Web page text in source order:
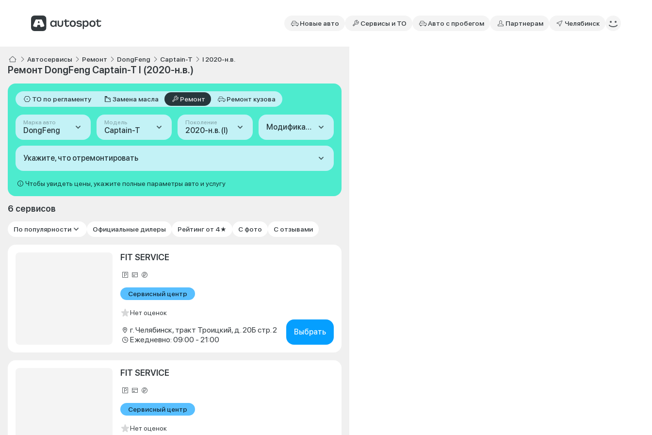
Новые авто Сервисы и ТО Авто с пробегом Партнерам Челябинск
Автосервисы Ремонт DongFeng Captain-T I 2020-н.в.
Ремонт DongFeng Captain-T I (2020-н.в.)
ТО по регламенту Замена масла Ремонт Ремонт кузова
Марка авто
DongFeng
Модель
Captain-T
Поколение
2020-н.в. (I) Модификация
Укажите, что отремонтировать
Чтобы увидеть цены, укажите полные параметры авто и услугу
6 сервисов
По популярности Официальные дилеры Рейтинг от 4★ С фото С отзывами
FIT SERVICE
Сервисный центр
Нет оценок
г. Челябинск, тракт Троицкий, д. 20Б стр. 2
Ежедневно: 09:00 - 21:00
Выбрать
FIT SERVICE
Сервисный центр
Нет оценок